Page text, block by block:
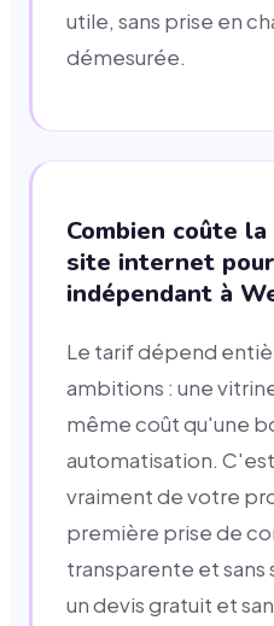
utile, sans prise en
démesurée.
Combien coûte
site internet
indépendant à
Le tarif dépend
ambitions : une
même coût qu'une
automatisation.
vraiment de votre
première prise de
transparente et sans
un devis gratuit et